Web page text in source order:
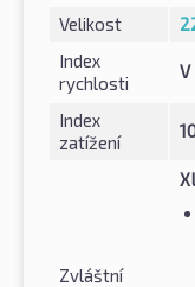
Velikost
Index
rychlosti
V
Index
zatížení
Zvláštní